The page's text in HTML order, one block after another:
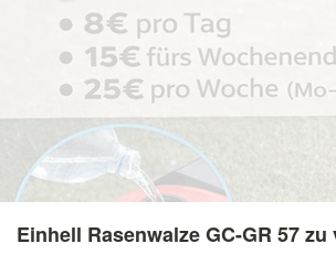
Anzeige aufgeben
Einhell Rasenwalze GC-GR 57